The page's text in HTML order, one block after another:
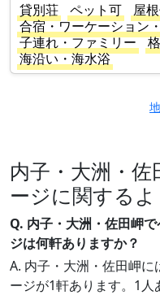
貸別荘
ペット可 屋
合宿・ワーケーション
子連れ・ファミリー
海沿い・海水浴
内子・大洲・
ージに関する
Q. 内子・大洲・佐田岬
ジは何軒ありますか？
A. 内子・大洲・佐田岬
ージが1軒あります。1人